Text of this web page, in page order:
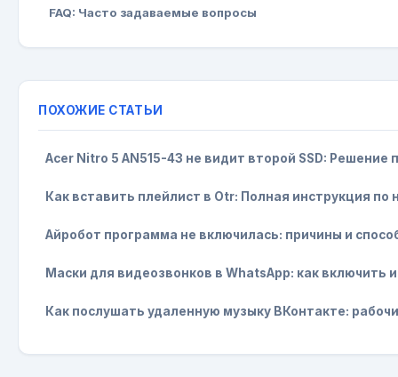
FAQ: Часто задаваемые вопросы
ПОХОЖИЕ СТАТЬИ
Acer Nitro 5 AN515-43 не видит второй SSD: Решение
Как вставить плейлист в Otr: Полная инструкция по
Айробот программа не включилась: причины и
Маски для видеозвонков в WhatsApp: как включить
Как послушать удаленную музыку ВКонтакте: